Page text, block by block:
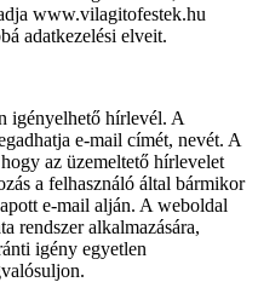
www.vilagitofestek.hu
adatkezelési elveit.
igényelhető hírlevél. A
e-mail címét, nevét. A
az üzemeltető hírlevelet
a felhasználó által bármikor
e-mail alján. A weboldal
rendszer alkalmazására,
igény egyetlen